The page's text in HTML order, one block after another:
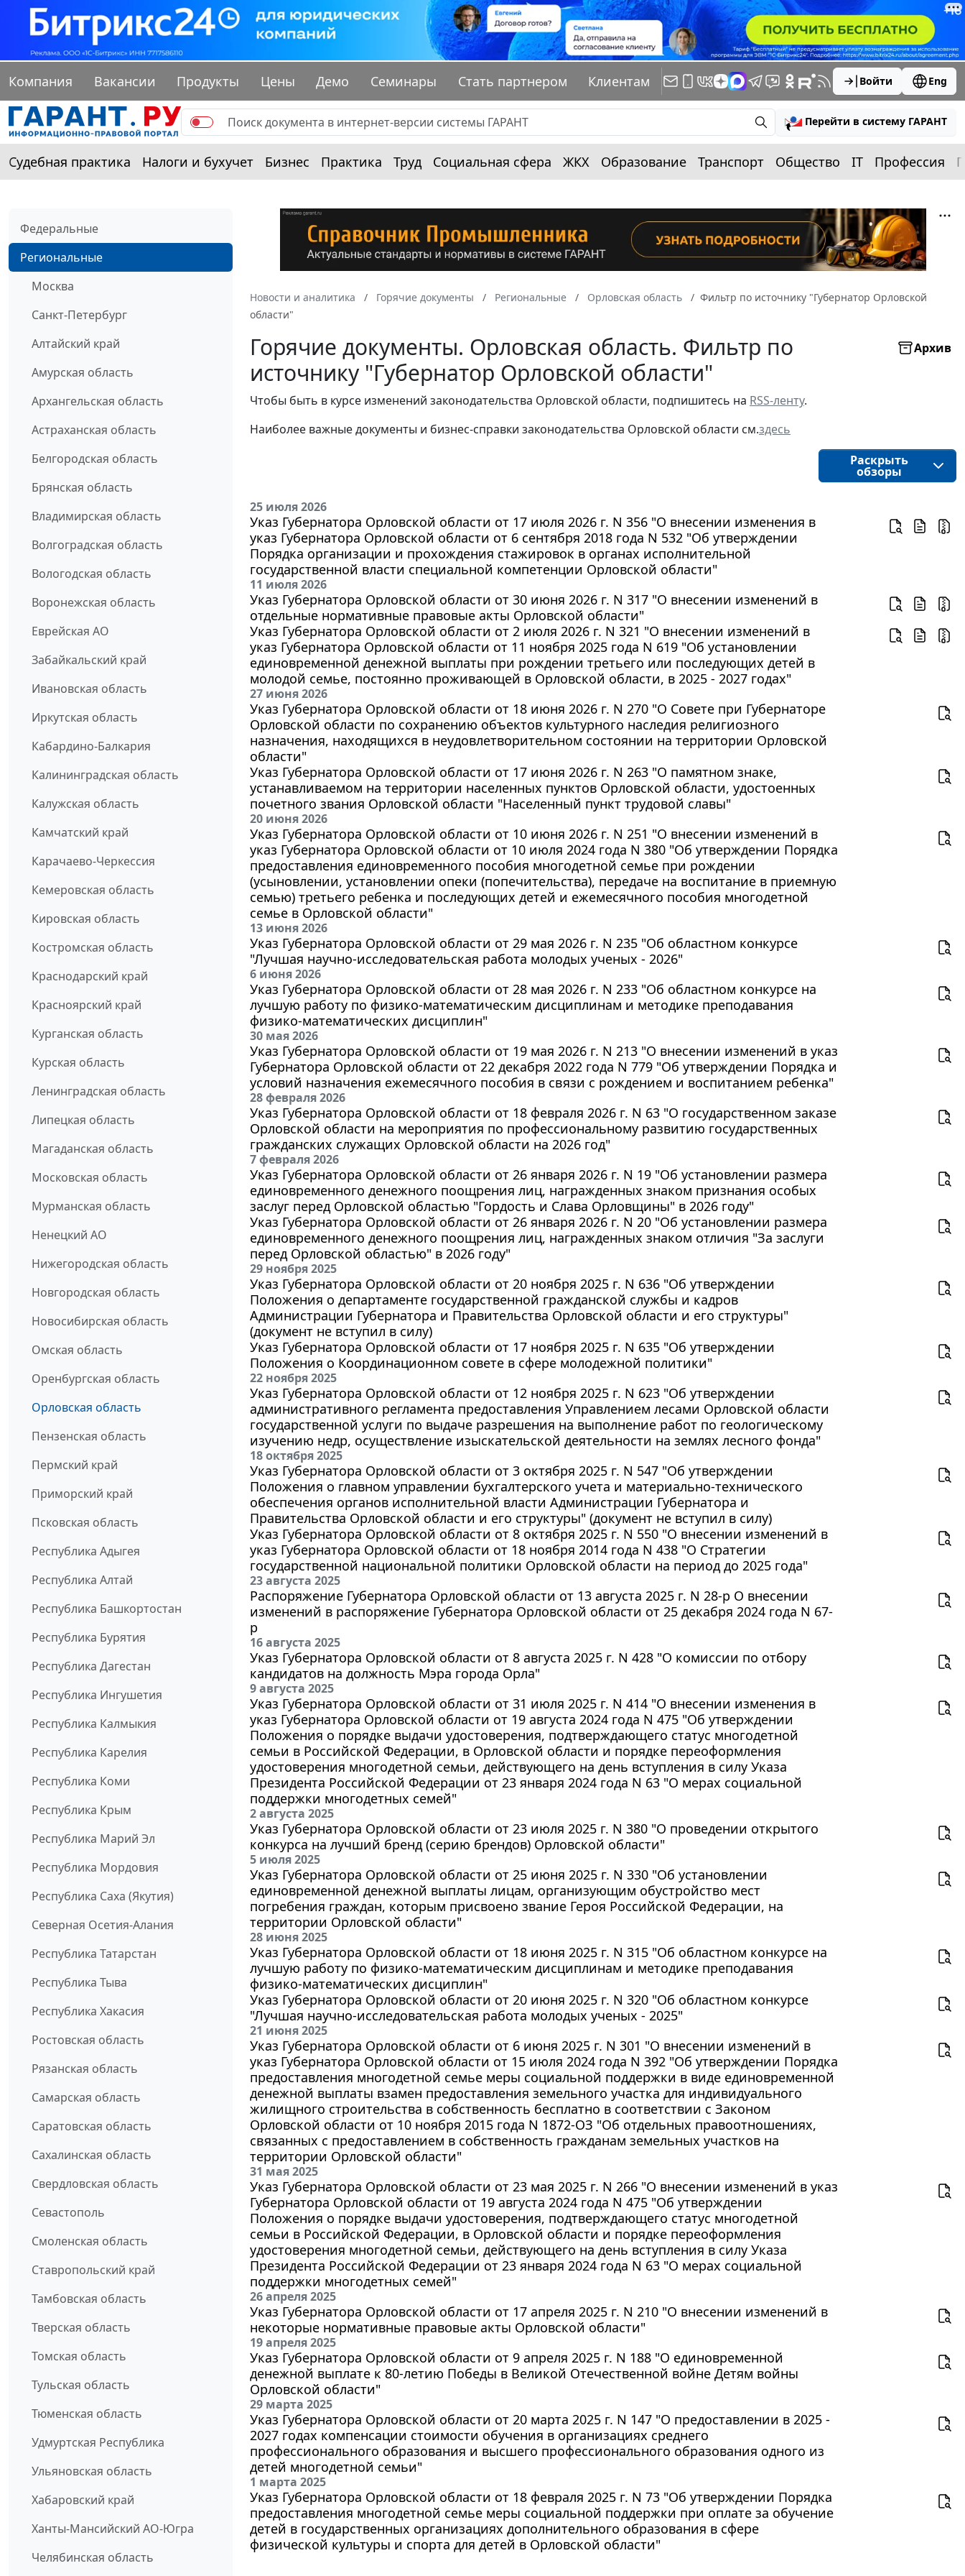
Компания Вакансии Продукты Цены Демо Семинары Стать партнером Клиентам Войти Eng
Перейти в систему ГАРАНТ
Судебная практика Налоги и бухучет Бизнес Практика Труд Социальная сфера ЖКХ Образование Транспорт Общество IT Профессия
Федеральные
Региональные
Москва
Санкт-Петербург
Алтайский край
Амурская область
Архангельская область
Астраханская область
Белгородская область
Брянская область
Владимирская область
Волгоградская область
Вологодская область
Воронежская область
Еврейская АО
Забайкальский край
Ивановская область
Иркутская область
Кабардино-Балкария
Калининградская область
Калужская область
Камчатский край
Карачаево-Черкессия
Кемеровская область
Кировская область
Костромская область
Краснодарский край
Красноярский край
Курганская область
Курская область
Ленинградская область
Липецкая область
Магаданская область
Московская область
Мурманская область
Ненецкий АО
Нижегородская область
Новгородская область
Новосибирская область
Омская область
Оренбургская область
Орловская область
Пензенская область
Пермский край
Приморский край
Псковская область
Республика Адыгея
Республика Алтай
Республика Башкортостан
Республика Бурятия
Республика Дагестан
Республика Ингушетия
Республика Калмыкия
Республика Карелия
Республика Коми
Республика Крым
Республика Марий Эл
Республика Мордовия
Республика Саха (Якутия)
Северная Осетия-Алания
Республика Татарстан
Республика Тыва
Республика Хакасия
Ростовская область
Рязанская область
Самарская область
Саратовская область
Сахалинская область
Свердловская область
Севастополь
Смоленская область
Ставропольский край
Тамбовская область
Тверская область
Томская область
Тульская область
Тюменская область
Удмуртская Республика
Ульяновская область
Хабаровский край
Ханты-Мансийский АО-Югра
Челябинская область
Новости и аналитика Горячие документы Региональные Орловская область
Фильтр по источнику "Губернатор Орловской
области"
Горячие документы. Орловская область. Фильтр по
источнику "Губернатор Орловской области"
Архив
Чтобы быть в курсе изменений законодательства Орловской области, подпишитесь на RSS-ленту.
Наиболее важные документы и бизнес-справки законодательства Орловской области см.здесь
Раскрыть
обзоры
25 июля 2026
Указ Губернатора Орловской области от 17 июля 2026 г. N 356 "О внесении изменения в
указ Губернатора Орловской области от 6 сентября 2018 года N 532 "Об утверждении
Порядка организации и прохождения стажировок в органах исполнительной
государственной власти специальной компетенции Орловской области"
11 июля 2026
Указ Губернатора Орловской области от 30 июня 2026 г. N 317 "О внесении изменений в
отдельные нормативные правовые акты Орловской области"
Указ Губернатора Орловской области от 2 июля 2026 г. N 321 "О внесении изменений в
указ Губернатора Орловской области от 11 ноября 2025 года N 619 "Об установлении
единовременной денежной выплаты при рождении третьего или последующих детей в
молодой семье, постоянно проживающей в Орловской области, в 2025 - 2027 годах"
27 июня 2026
Указ Губернатора Орловской области от 18 июня 2026 г. N 270 "О Совете при Губернаторе
Орловской области по сохранению объектов культурного наследия религиозного
назначения, находящихся в неудовлетворительном состоянии на территории Орловской
области"
Указ Губернатора Орловской области от 17 июня 2026 г. N 263 "О памятном знаке,
устанавливаемом на территории населенных пунктов Орловской области, удостоенных
почетного звания Орловской области "Населенный пункт трудовой славы"
20 июня 2026
Указ Губернатора Орловской области от 10 июня 2026 г. N 251 "О внесении изменений в
указ Губернатора Орловской области от 10 июля 2024 года N 380 "Об утверждении Порядка
предоставления единовременного пособия многодетной семье при рождении
(усыновлении, установлении опеки (попечительства), передаче на воспитание в приемную
семью) третьего ребенка и последующих детей и ежемесячного пособия многодетной
семье в Орловской области"
13 июня 2026
Указ Губернатора Орловской области от 29 мая 2026 г. N 235 "Об областном конкурсе
"Лучшая научно-исследовательская работа молодых ученых - 2026"
6 июня 2026
Указ Губернатора Орловской области от 28 мая 2026 г. N 233 "Об областном конкурсе на
лучшую работу по физико-математическим дисциплинам и методике преподавания
физико-математических дисциплин"
30 мая 2026
Указ Губернатора Орловской области от 19 мая 2026 г. N 213 "О внесении изменений в указ
Губернатора Орловской области от 22 декабря 2022 года N 779 "Об утверждении Порядка и
условий назначения ежемесячного пособия в связи с рождением и воспитанием ребенка"
28 февраля 2026
Указ Губернатора Орловской области от 18 февраля 2026 г. N 63 "О государственном заказе
Орловской области на мероприятия по профессиональному развитию государственных
гражданских служащих Орловской области на 2026 год"
7 февраля 2026
Указ Губернатора Орловской области от 26 января 2026 г. N 19 "Об установлении размера
единовременного денежного поощрения лиц, награжденных знаком признания особых
заслуг перед Орловской областью "Гордость и Слава Орловщины" в 2026 году"
Указ Губернатора Орловской области от 26 января 2026 г. N 20 "Об установлении размера
единовременного денежного поощрения лиц, награжденных знаком отличия "За заслуги
перед Орловской областью" в 2026 году"
29 ноября 2025
Указ Губернатора Орловской области от 20 ноября 2025 г. N 636 "Об утверждении
Положения о департаменте государственной гражданской службы и кадров
Администрации Губернатора и Правительства Орловской области и его структуры"
(документ не вступил в силу)
Указ Губернатора Орловской области от 17 ноября 2025 г. N 635 "Об утверждении
Положения о Координационном совете в сфере молодежной политики"
22 ноября 2025
Указ Губернатора Орловской области от 12 ноября 2025 г. N 623 "Об утверждении
административного регламента предоставления Управлением лесами Орловской области
государственной услуги по выдаче разрешения на выполнение работ по геологическому
изучению недр, осуществление изыскательской деятельности на землях лесного фонда"
18 октября 2025
Указ Губернатора Орловской области от 3 октября 2025 г. N 547 "Об утверждении
Положения о главном управлении бухгалтерского учета и материально-технического
обеспечения органов исполнительной власти Администрации Губернатора и
Правительства Орловской области и его структуры" (документ не вступил в силу)
Указ Губернатора Орловской области от 8 октября 2025 г. N 550 "О внесении изменений в
указ Губернатора Орловской области от 18 ноября 2014 года N 438 "О Стратегии
государственной национальной политики Орловской области на период до 2025 года"
23 августа 2025
Распоряжение Губернатора Орловской области от 13 августа 2025 г. N 28-р О внесении
изменений в распоряжение Губернатора Орловской области от 25 декабря 2024 года N 67-
р
16 августа 2025
Указ Губернатора Орловской области от 8 августа 2025 г. N 428 "О комиссии по отбору
кандидатов на должность Мэра города Орла"
9 августа 2025
Указ Губернатора Орловской области от 31 июля 2025 г. N 414 "О внесении изменения в
указ Губернатора Орловской области от 19 августа 2024 года N 475 "Об утверждении
Положения о порядке выдачи удостоверения, подтверждающего статус многодетной
семьи в Российской Федерации, в Орловской области и порядке переоформления
удостоверения многодетной семьи, действующего на день вступления в силу Указа
Президента Российской Федерации от 23 января 2024 года N 63 "О мерах социальной
поддержки многодетных семей"
2 августа 2025
Указ Губернатора Орловской области от 23 июля 2025 г. N 380 "О проведении открытого
конкурса на лучший бренд (серию брендов) Орловской области"
5 июля 2025
Указ Губернатора Орловской области от 25 июня 2025 г. N 330 "Об установлении
единовременной денежной выплаты лицам, организующим обустройство мест
погребения граждан, которым присвоено звание Героя Российской Федерации, на
территории Орловской области"
28 июня 2025
Указ Губернатора Орловской области от 18 июня 2025 г. N 315 "Об областном конкурсе на
лучшую работу по физико-математическим дисциплинам и методике преподавания
физико-математических дисциплин"
Указ Губернатора Орловской области от 20 июня 2025 г. N 320 "Об областном конкурсе
"Лучшая научно-исследовательская работа молодых ученых - 2025"
21 июня 2025
Указ Губернатора Орловской области от 6 июня 2025 г. N 301 "О внесении изменений в
указ Губернатора Орловской области от 15 июля 2024 года N 392 "Об утверждении Порядка
предоставления многодетной семье меры социальной поддержки в виде единовременной
денежной выплаты взамен предоставления земельного участка для индивидуального
жилищного строительства в собственность бесплатно в соответствии с Законом
Орловской области от 10 ноября 2015 года N 1872-ОЗ "Об отдельных правоотношениях,
связанных с предоставлением в собственность гражданам земельных участков на
территории Орловской области"
31 мая 2025
Указ Губернатора Орловской области от 23 мая 2025 г. N 266 "О внесении изменений в указ
Губернатора Орловской области от 19 августа 2024 года N 475 "Об утверждении
Положения о порядке выдачи удостоверения, подтверждающего статус многодетной
семьи в Российской Федерации, в Орловской области и порядке переоформления
удостоверения многодетной семьи, действующего на день вступления в силу Указа
Президента Российской Федерации от 23 января 2024 года N 63 "О мерах социальной
поддержки многодетных семей"
26 апреля 2025
Указ Губернатора Орловской области от 17 апреля 2025 г. N 210 "О внесении изменений в
некоторые нормативные правовые акты Орловской области"
19 апреля 2025
Указ Губернатора Орловской области от 9 апреля 2025 г. N 188 "О единовременной
денежной выплате к 80-летию Победы в Великой Отечественной войне Детям войны
Орловской области"
29 марта 2025
Указ Губернатора Орловской области от 20 марта 2025 г. N 147 "О предоставлении в 2025 -
2027 годах компенсации стоимости обучения в организациях среднего
профессионального образования и высшего профессионального образования одного из
детей многодетной семьи"
1 марта 2025
Указ Губернатора Орловской области от 18 февраля 2025 г. N 73 "Об утверждении Порядка
предоставления многодетной семье меры социальной поддержки при оплате за обучение
детей в государственных организациях дополнительного образования в сфере
физической культуры и спорта для детей в Орловской области"